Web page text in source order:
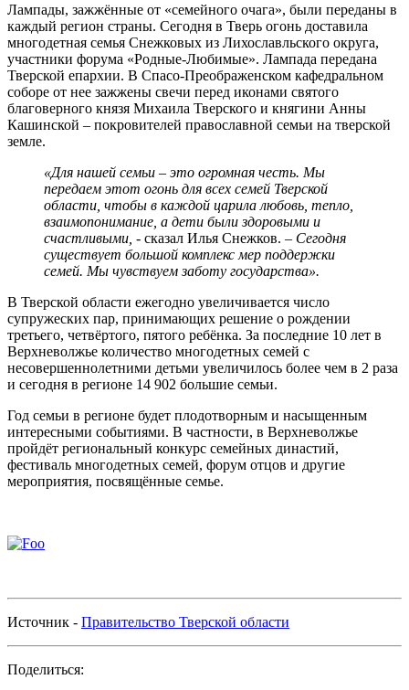
Лампады, зажжённые от «семейного очага», были переданы в
каждый регион страны. Сегодня в Тверь огонь доставила
многодетная семья Снежковых из Лихославльского округа,
участники форума «Родные-Любимые». Лампада передана
Тверской епархии. В Спасо-Преображенском кафедральном
соборе от нее зажжены свечи перед иконами святого
благоверного князя Михаила Тверского и княгини Анны
Кашинской – покровителей православной семьи на тверской
земле.
«Для нашей семьи – это огромная честь. Мы
передаем этот огонь для всех семей Тверской
области, чтобы в каждой царила любовь, тепло,
взаимопонимание, а дети были здоровыми и
счастливыми, - сказал Илья Снежков. – Сегодня
существует большой комплекс мер поддержки
семей. Мы чувствуем заботу государства».
В Тверской области ежегодно увеличивается число
супружеских пар, принимающих решение о рождении
третьего, четвёртого, пятого ребёнка. За последние 10 лет в
Верхневолжье количество многодетных семей с
несовершеннолетними детьми увеличилось более чем в 2 раза
и сегодня в регионе 14 902 большие семьи.
Год семьи в регионе будет плодотворным и насыщенным
интересными событиями. В частности, в Верхневолжье
пройдёт региональный конкурс семейных династий,
фестиваль многодетных семей, форум отцов и другие
мероприятия, посвящённые семье.
Источник - Правительство Тверской области
Поделиться: